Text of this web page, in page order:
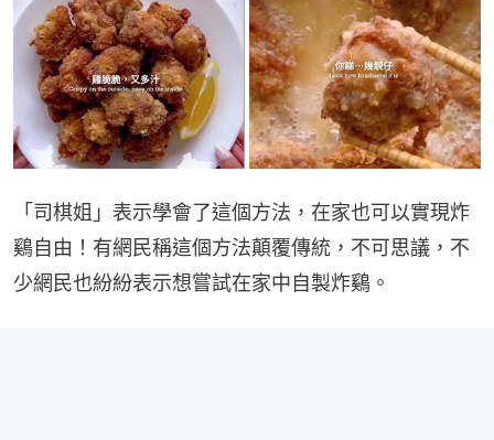
「司棋姐」表示學會了這個方法，在家也可以實現炸
鷄自由！有網民稱這個方法顛覆傳統，不可思議，不
少網民也紛紛表示想嘗試在家中自製炸鷄。